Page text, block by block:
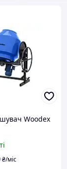
Woodex
₴/міс